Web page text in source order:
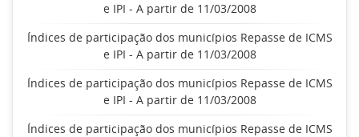
e IPI - A partir de 11/03/2008
Índices de participação dos municípios Repasse de ICMS
e IPI - A partir de 11/03/2008
Índices de participação dos municípios Repasse de ICMS
e IPI - A partir de 11/03/2008
Índices de participação dos municípios Repasse de ICMS